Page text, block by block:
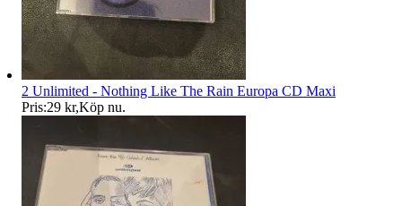
2 Unlimited - Nothing Like The Rain Europa CD Maxi
Pris:29 kr,Köp nu.